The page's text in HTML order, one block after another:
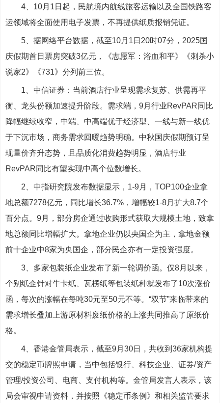
4、10月1日起，民航境内航线旅客运输以及全国铁路客
运领域将全面使用电子发票，不再提供纸质报销凭证。
5、据网络平台数据，截至10月1日20时07分，2025国
庆假期首日票房突破3亿元，《志愿军：浴血和平》《刺杀小
说家2》《731》分列前三位。
1、中信证券：当前酒店行业呈现需求复苏、供需再平
衡、龙头份额加速提升阶段。需求端，9月行业RevPAR同比
降幅继续收窄，中端、中高端优于经济型、一线与新一线优
于下沉市场，商务需求回暖趋势明确。中秋国庆假期预订呈
现量价齐升态势，且品质化消费趋势明显，酒店行业
RevPAR同比有望实现中高个位数增长。
2、中指研究院发布数据显示，1-9月，TOP100企业拿
地总额7278亿元，同比增长36.7%，增幅较1-8月扩大8.7个
百分点。9月，部分房企通过收购形式获取大规模土地，致拿
地总额同比增幅扩大。拿地企业仍以央国企为主，拿地金额
前十企业中8家为央国企，部分民企亦有一定投资强度。
3、多家包装纸企业发布了新一轮调价函。仅8月以来，
个别纸企针对牛卡纸、瓦楞纸等包装纸种就发布了10次涨价
函，每次的涨幅在每吨30元至50元不等。“双节”来临带来的
需求增长叠加上游原材料废纸价格的上涨共同推高了原纸价
格。
4、香港金管局表示，截至9月30日，共收到36家机构提
交的稳定币牌照申请，当中包括银行、科技企业、证券/资产
管理/投资公司、电商、支付机构等。金管局发言人表示，该
局会审视申请资料，并按照《稳定币条例》和相关监管要求